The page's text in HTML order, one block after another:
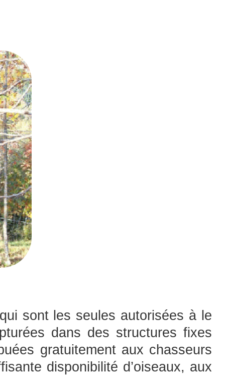
sont les seules autorisées à le
dans des structures fixes
gratuitement aux chasseurs
disponibilité d’oiseaux, aux